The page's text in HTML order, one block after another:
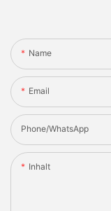
Name
Email
Phone/whatsApp
Inhalt